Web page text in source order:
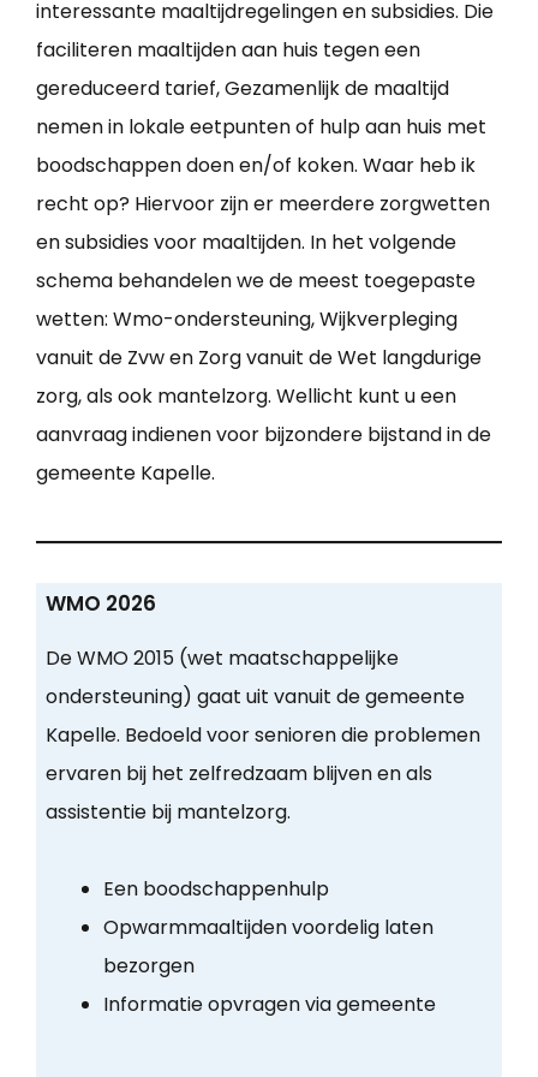
interessante maaltijdregelingen en subsidies. Die
faciliteren maaltijden aan huis tegen een
gereduceerd tarief, Gezamenlijk de maaltijd
nemen in lokale eetpunten of hulp aan huis met
boodschappen doen en/of koken. Waar heb ik
recht op? Hiervoor zijn er meerdere zorgwetten
en subsidies voor maaltijden. In het volgende
schema behandelen we de meest toegepaste
wetten: Wmo-ondersteuning, Wijkverpleging
vanuit de Zvw en Zorg vanuit de Wet langdurige
zorg, als ook mantelzorg. Wellicht kunt u een
aanvraag indienen voor bijzondere bijstand in de
gemeente Kapelle.
WMO 2026
De WMO 2015 (wet maatschappelijke
ondersteuning) gaat uit vanuit de gemeente
Kapelle. Bedoeld voor senioren die problemen
ervaren bij het zelfredzaam blijven en als
assistentie bij mantelzorg.
Een boodschappenhulp
Opwarmmaaltijden voordelig laten
bezorgen
Informatie opvragen via gemeente